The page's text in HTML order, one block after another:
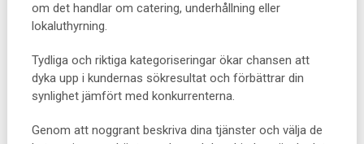
om det handlar om catering, underhållning eller
lokaluthyrning.
Tydliga och riktiga kategoriseringar ökar chansen att
dyka upp i kundernas sökresultat och förbättrar din
synlighet jämfört med konkurrenterna.
Genom att noggrant beskriva dina tjänster och välja de